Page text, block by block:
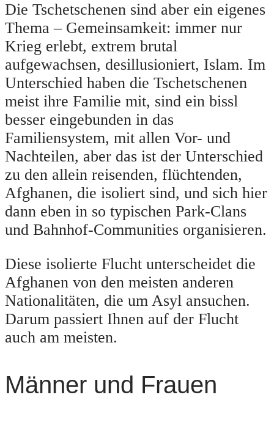
Die Tschetschenen sind aber ein eigenes
Thema – Gemeinsamkeit: immer nur
Krieg erlebt, extrem brutal
aufgewachsen, desillusioniert, Islam. Im
Unterschied haben die Tschetschenen
meist ihre Familie mit, sind ein bissl
besser eingebunden in das
Familiensystem, mit allen Vor- und
Nachteilen, aber das ist der Unterschied
zu den allein reisenden, flüchtenden,
Afghanen, die isoliert sind, und sich hier
dann eben in so typischen Park-Clans
und Bahnhof-Communities organisieren.
Diese isolierte Flucht unterscheidet die
Afghanen von den meisten anderen
Nationalitäten, die um Asyl ansuchen.
Darum passiert Ihnen auf der Flucht
auch am meisten.
Männer und Frauen